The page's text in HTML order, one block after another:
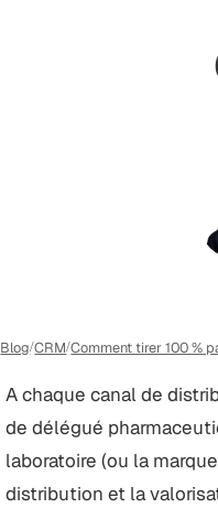
Blog/CRM/Comment tirer 100 %
A chaque canal de
de délégué
laboratoire (ou la
distribution et la